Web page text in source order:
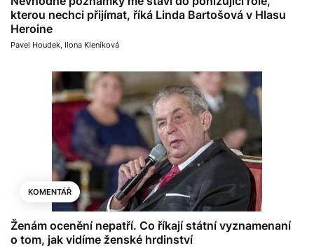
kterou nechci přijímat, říká Linda Bartošová v Hlasu
Heroine
Pavel Houdek, Ilona Kleníková
KOMENTÁŘ
Ženám ocenění nepatří. Co říkají státní vyznamenaní
o tom, jak vidíme ženské hrdinství